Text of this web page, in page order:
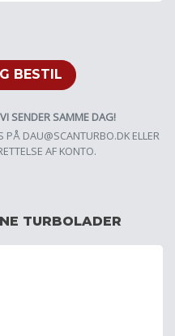
BESTIL
SENDER SAMME DAG!
PÅ DAU@SCANTURBO.DKELLER
AF KONTO.
TURBOLADER